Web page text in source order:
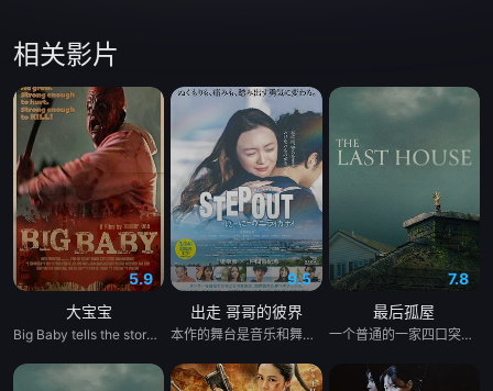
相关影片
5.9
大宝宝
Big Baby tells the story of Adam Lewis, a successful horror screenwriter struggling for inspiration for his latest script. After a graphic and realistic nightmare of a hulking man dressed in a baby mask and onesie who axe murders his girlfriend Kate in the middle of the night, Adam gets the inspiration he needs for his new screenplay. Excited about the direction his story is taking, he starts losing himself in his script. Things are better than ever for Adam and Kate until “Big Baby” starts appearing in real life and tormenting and killing victims fueled by his own revenge. Characters from Adam’s script begin to pay him visits pleading for their lives, and he quickly realizes he holds their fate in his hands. Power and fear completely consume Adam until his girlfriend Kate is terrified of the man she once loved.
9.5
出走 哥哥的彼界
本作的舞台是音乐和舞蹈融入生活的冲绳。与母亲朱音、妹妹舞一起生活的照屋踊，憧憬舞蹈学校的丽莎，开始了舞蹈生涯。朱音为了支撑家数在酒吧工作，不擅长与人打交道的舞总是在学校前专心地注视着哥哥的身影。不久，踊与丽莎组成一对，绽放了她的才能。
7.8
最后孤屋
一个普通的一家四口突遭诡异变故，被困在自家房屋中超过 1000 天无法出门。在资源消耗殆尽与未知神秘威胁的双重逼迫下，一家人必须想方设法联手求生，打破这间禁锢生命的困局。